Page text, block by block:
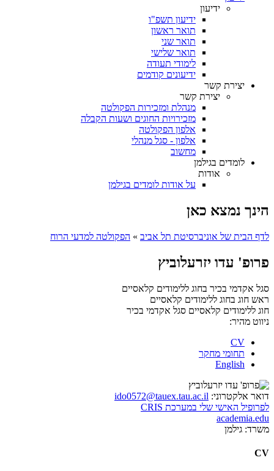
ידיעון
ידיעון תשפ"ו
תואר ראשון
תואר שני
תואר שלישי
לימודי תעודה
ידיעונים קודמים
יצירת קשר
יצירת קשר
מנהלת ומזכירות הפקולטה
מזכירויות החוגים ושעות הקבלה
אלפון הפקולטה
אלפון - סגל מנהלי
מחשוב
לומדים בגילמן
אודות
על אודות לומדים בגילמן
הינך נמצא כאן
לדף הבית של אוניברסיטת תל אביב » הפקולטה למדעי הרוח
פרופ' עדו יזרעלוביץ
סגל אקדמי בכיר בחוג ללימודים קלאסיים
ראש חוג בחוג ללימודים קלאסיים
חוג ללימודים קלאסיים סגל אקדמי בכיר
ניווט מהיר:
CV
תחומי מחקר
English
דואר אלקטרוני: ido0572@tauex.tau.ac.il
לפרופיל האישי שלי במערכת CRIS
academia.edu
משרד: גילמן
CV